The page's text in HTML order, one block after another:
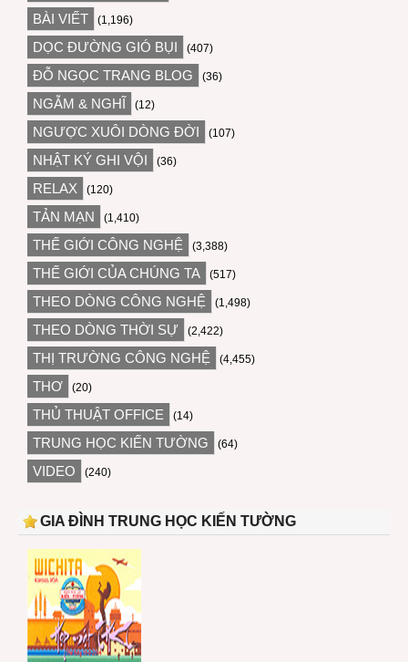
BÀI VIẾT (1,196)
DỌC ĐƯỜNG GIÓ BỤI (407)
ĐỖ NGỌC TRANG BLOG (36)
NGẪM & NGHĨ (12)
NGƯỢC XUÔI DÒNG ĐỜI (107)
NHẬT KÝ GHI VỘI (36)
RELAX (120)
TẢN MẠN (1,410)
THẾ GIỚI CÔNG NGHỆ (3,388)
THẾ GIỚI CỦA CHÚNG TA (517)
THEO DÒNG CÔNG NGHỆ (1,498)
THEO DÒNG THỜI SỰ (2,422)
THỊ TRƯỜNG CÔNG NGHỆ (4,455)
THƠ (20)
THỦ THUẬT OFFICE (14)
TRUNG HỌC KIẾN TƯỜNG (64)
VIDEO (240)
GIA ĐÌNH TRUNG HỌC KIẾN TƯỜNG